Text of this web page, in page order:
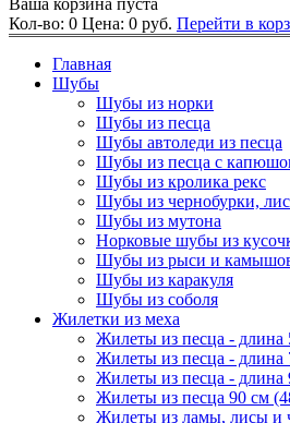
Ваша корзина пуста
Кол-во: 0 Цена: 0 руб. Перейти в
Главная
Шубы
Шубы из норки
Шубы из песца
Шубы автоледи из песца
Шубы из песца с
Шубы из кролика рекс
Шубы из чернобурки,
Шубы из мутона
Норковые шубы из
Шубы из рыси и
Шубы из каракуля
Шубы из соболя
Жилетки из меха
Жилеты из песца - длина
Жилеты из песца - длина
Жилеты из песца - длина
Жилеты из песца 90 см
Жилеты из ламы, лисы и